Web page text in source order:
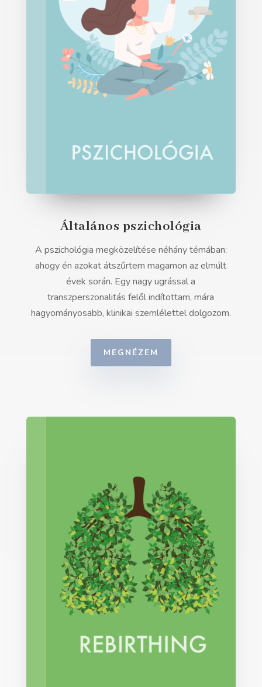
Általános pszichológia
A pszichológia megközelítése néhány témában:
ahogy én azokat átszűrtem magamon az elmúlt
évek során. Egy nagy ugrással a
transzperszonalitás felől indítottam, mára
hagyományosabb, klinikai szemlélettel dolgozom.
MEGNÉZEM